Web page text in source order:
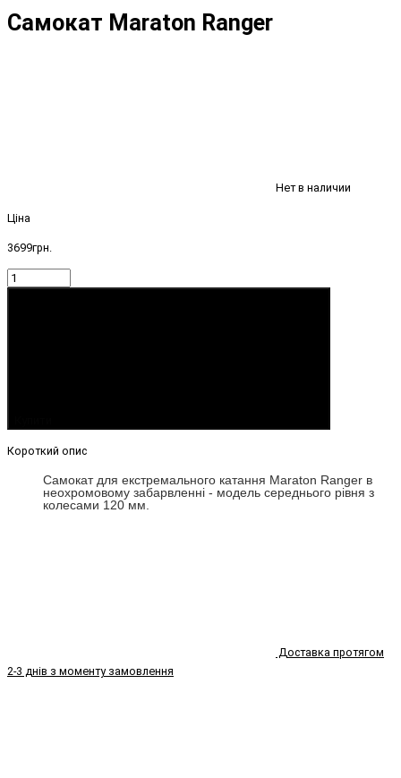
Самокат Maraton Ranger
Нет в наличии
Ціна
3699грн.
Короткий опис
Самокат для екстремального катання Maraton Ranger в
неохромовому забарвленні - модель середнього рівня з
колесами 120 мм.
Доставка протягом
2-3 днів з моменту замовлення